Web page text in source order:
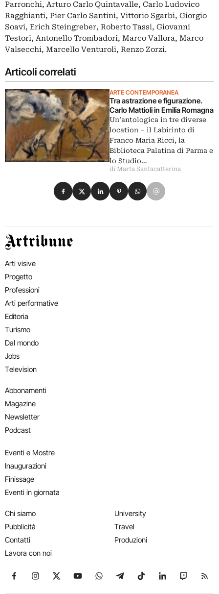
Parronchi, Arturo Carlo Quintavalle, Carlo Ludovico
Ragghianti, Pier Carlo Santini, Vittorio Sgarbi, Giorgio
Soavi, Erich Steingreber, Roberto Tassi, Giovanni
Testori, Antonello Trombadori, Marco Vallora, Marco
Valsecchi, Marcello Venturoli, Renzo Zorzi.
Articoli correlati
ARTE CONTEMPORANEA
Tra astrazione e figurazione.
Carlo Mattioli in Emilia Romagna
Un’antologica in tre diverse
location – il Labirinto di
Franco Maria Ricci, la
Biblioteca Palatina di Parma e
lo Studio…
di Marta Santacatterina
Condividi su Facebook
Condividi su X
Condividi su LinkedIn
Condividi su Pinterest
Condividi su WhatsApp
Condividi su Email
Artribune
Arti visive
Progetto
Professioni
Arti performative
Editoria
Turismo
Dal mondo
Jobs
Television
Abbonamenti
Magazine
Newsletter
Podcast
Eventi e Mostre
Inaugurazioni
Finissage
Eventi in giornata
Chi siamo
Pubblicità
Contatti
Lavora con noi
University
Travel
Produzioni
Seguici su Facebook
Seguici su Instagram
Seguici su X
Seguici su YouTube
Seguici su WhatsApp
Seguici su Telegram
Seguici su TikTok
Seguici su
Seguici